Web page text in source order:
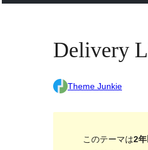
Delivery
Theme Junkie
このテーマは2